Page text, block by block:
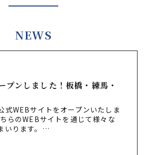
NEWS
プンしました！板橋・練馬・
式WEBサイトをオープンいたしま
らのWEBサイトを通じて様々な
いります。…